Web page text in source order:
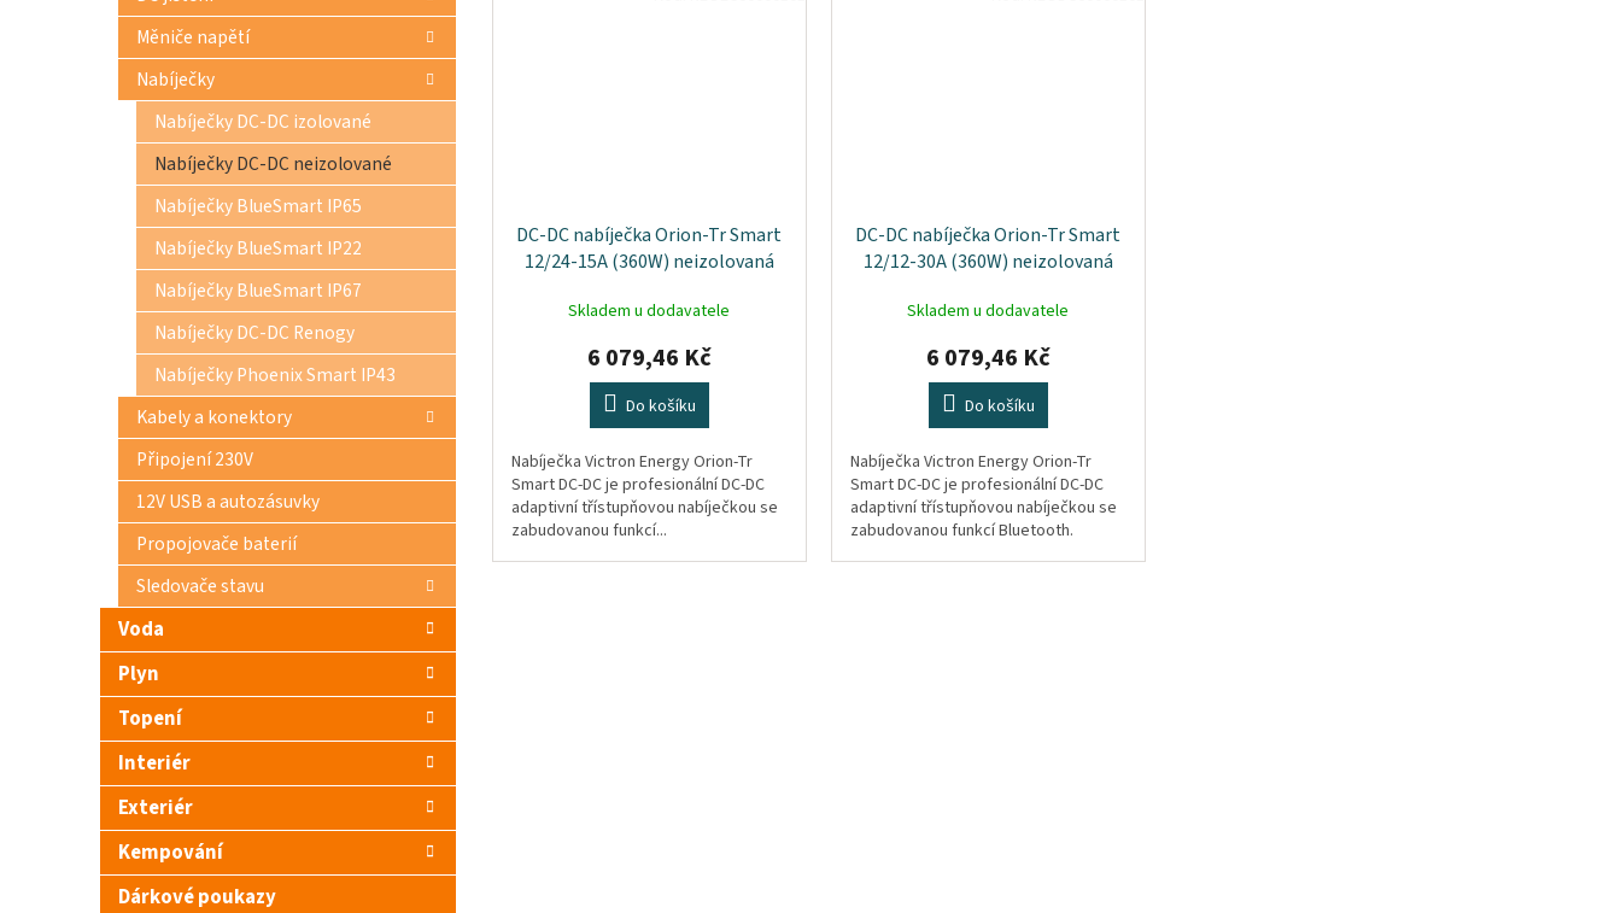
Měniče napětí
Nabíječky
Nabíječky DC-DC izolované
Nabíječky DC-DC neizolované
Nabíječky BlueSmart IP65
Nabíječky BlueSmart IP22
Nabíječky BlueSmart IP67
Nabíječky DC-DC Renogy
Nabíječky Phoenix Smart IP43
Kabely a konektory
Připojení 230V
12V USB a autozásuvky
Propojovače baterií
Sledovače stavu
Voda
Plyn
Topení
Interiér
Exteriér
Kempování
Dárkové poukazy
DC-DC nabíječka Orion-Tr Smart
12/24-15A (360W) neizolovaná
Skladem u dodavatele
6 079,46 Kč
Do košíku
Nabíječka Victron Energy Orion-Tr
Smart DC-DC je profesionální DC-DC
adaptivní třístupňovou nabíječkou se
zabudovanou funkcí...
DC-DC nabíječka Orion-Tr Smart
12/12-30A (360W) neizolovaná
Skladem u dodavatele
6 079,46 Kč
Do košíku
Nabíječka Victron Energy Orion-Tr
Smart DC-DC je profesionální DC-DC
adaptivní třístupňovou nabíječkou se
zabudovanou funkcí Bluetooth.